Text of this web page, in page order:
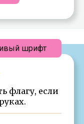
флагу, если
шрифт